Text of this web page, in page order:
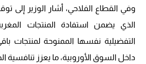
وفي القطاع الفلاحي، أشار الوزير إلى
الذي يضمن استفادة المنتجات
التفضيلية نفسها الممنوحة لمنتجات
داخل السوق الأوروبية، ما يعزز تنافسية